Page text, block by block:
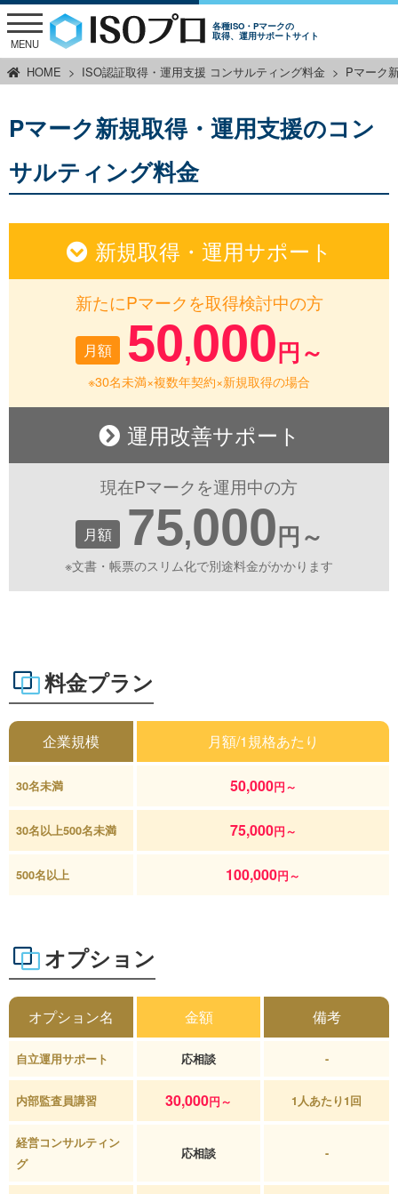
各種ISO・Pマークの
取得、運用サポートサイト
MENU
HOME ISO認証取得・運用支援 コンサルティング料金 Pマーク
Pマーク新規取得・運用支援のコン
サルティング料金
新規取得・運用サポート
新たにPマークを取得検討中の方
月額 50,000 円～
※30名未満×複数年契約×新規取得の場合
運用改善サポート
現在Pマークを運用中の方
月額 75,000 円～
※文書・帳票のスリム化で別途料金がかかります
料金プラン
企業規模 月額/1規格あたり
30名未満 50,000円～
30名以上500名未満 75,000円～
500名以上 100,000円～
オプション
オプション名 金額 備考
自立運用サポート 応相談 -
内部監査員講習 30,000円～ 1人あたり1回
経営コンサルティン
グ
応相談 -